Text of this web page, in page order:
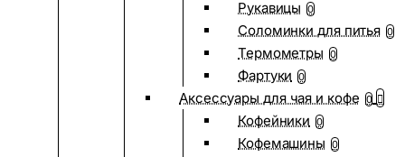
Рукавицы 0
Соломинки для питья 0
Термометры 0
Фартуки 0
Аксессуары для чая и кофе 0
Кофейники 0
Кофемашины 0